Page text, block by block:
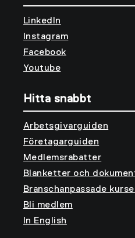
LinkedIn
Instagram
Facebook
Youtube
Hitta snabbt
Arbetsgivarguiden
Företagarguiden
Medlemsrabatter
Blanketter och
Branschanpassade
Bli medlem
In English